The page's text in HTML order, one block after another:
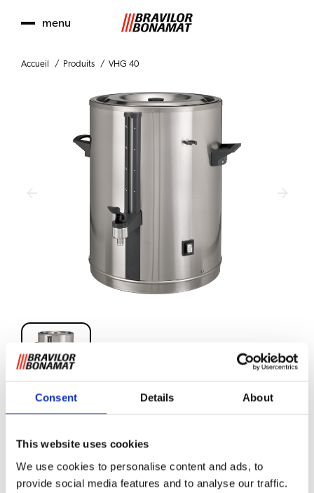
Consent Details About
This website uses cookies
We use cookies to personalise content and ads, to
provide social media features and to analyse our traffic.
menu
Accueil Produits VHG 40
Café moulu